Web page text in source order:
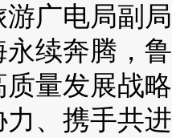
广电局副
奔腾，鲁
量发展战
、携手共